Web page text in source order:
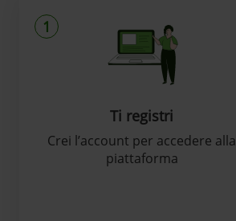
1
Ti registri
Crei l’account per accedere alla
piattaforma